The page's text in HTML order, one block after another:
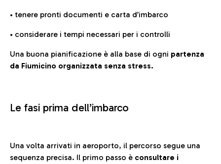
• tenere pronti documenti e carta d’imbarco
• considerare i tempi necessari per i controlli
Una buona pianificazione è alla base di ogni partenza
da Fiumicino organizzata senza stress.
Le fasi prima dell’imbarco
Una volta arrivati in aeroporto, il percorso segue una
sequenza precisa. Il primo passo è consultare i